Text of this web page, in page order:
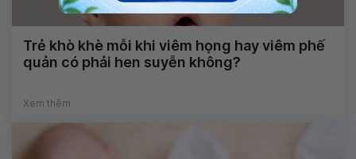
Trẻ khò khè mỗi khi viêm họng hay viêm phế
quản có phải hen suyễn không?
Xem thêm